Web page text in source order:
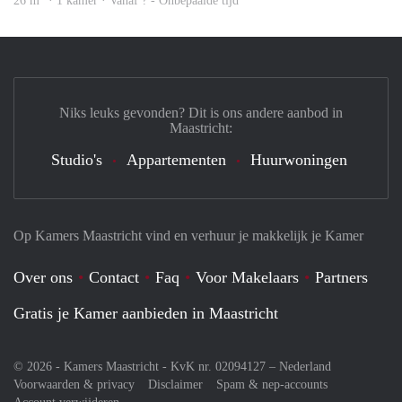
Op Kamers Maastricht vind en verhuur je makkelijk je Kamer
Over ons Contact Faq Voor Makelaars
Partners
Gratis je Kamer aanbieden in Maastricht
© 2026 - Kamers Maastricht - KvK nr. 02094127 – Nederland
Voorwaarden & privacy
Disclaimer
Spam & nep-accounts
Niks leuks gevonden? Dit is ons andere aanbod in
Maastricht:
Studio's Appartementen Huurwoningen